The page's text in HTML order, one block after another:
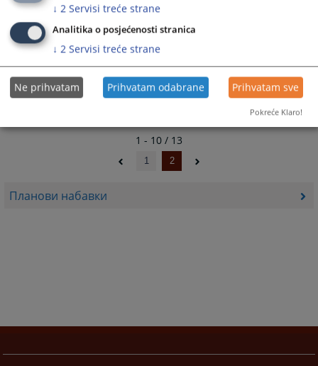
Планoви набавки
31.01.2019.
План јавних набавки за 2019. годину
План јавних набавки за 2018. годину
1 - 10 / 13
1 2
↓ 2 Servisi treće strane
Analitika o posjećenosti stranica
↓ 2 Servisi treće strane
Ne prihvatam Prihvatam odabrane Prihvatam sve
Pokreće Klaro!